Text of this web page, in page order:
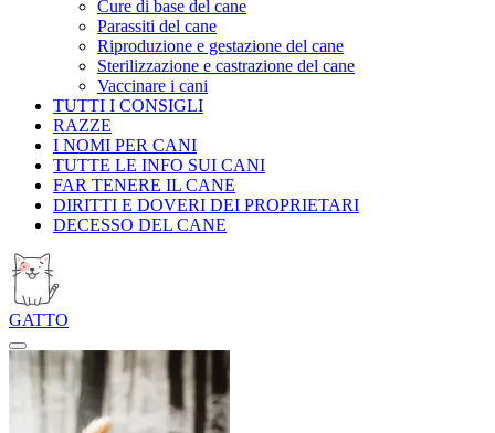
Cure di base del cane
Parassiti del cane
Riproduzione e gestazione del cane
Sterilizzazione e castrazione del cane
Vaccinare i cani
TUTTI I CONSIGLI
RAZZE
I NOMI PER CANI
TUTTE LE INFO SUI CANI
FAR TENERE IL CANE
DIRITTI E DOVERI DEI PROPRIETARI
DECESSO DEL CANE
GATTO